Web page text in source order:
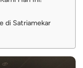
di Satriamekar